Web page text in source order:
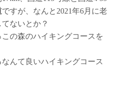
ですが、なんと2021年6月に老
ないとか？
の森のハイキングコースを
んて良いハイキングコース